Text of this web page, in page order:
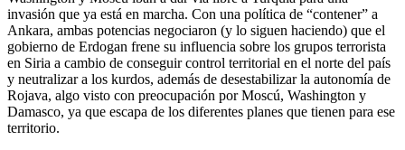
invasión que ya está en marcha. Con una política de “contener” a
Ankara, ambas potencias negociaron (y lo siguen haciendo) que el
gobierno de Erdogan frene su influencia sobre los grupos terrorista
en Siria a cambio de conseguir control territorial en el norte del país
y neutralizar a los kurdos, además de desestabilizar la autonomía de
Rojava, algo visto con preocupación por Moscú, Washington y
Damasco, ya que escapa de los diferentes planes que tienen para ese
territorio.